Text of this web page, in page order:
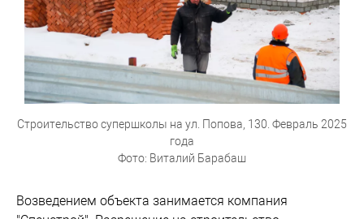
Строительство супершколы на ул. Попова, 130. Февраль 2025
года
Фото: Виталий Барабаш
Возведением объекта занимается компания